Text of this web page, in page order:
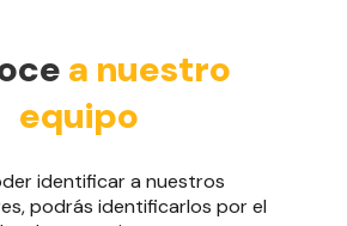
a nuestro
equipo
identificar a nuestros
podrás identificarlos por el